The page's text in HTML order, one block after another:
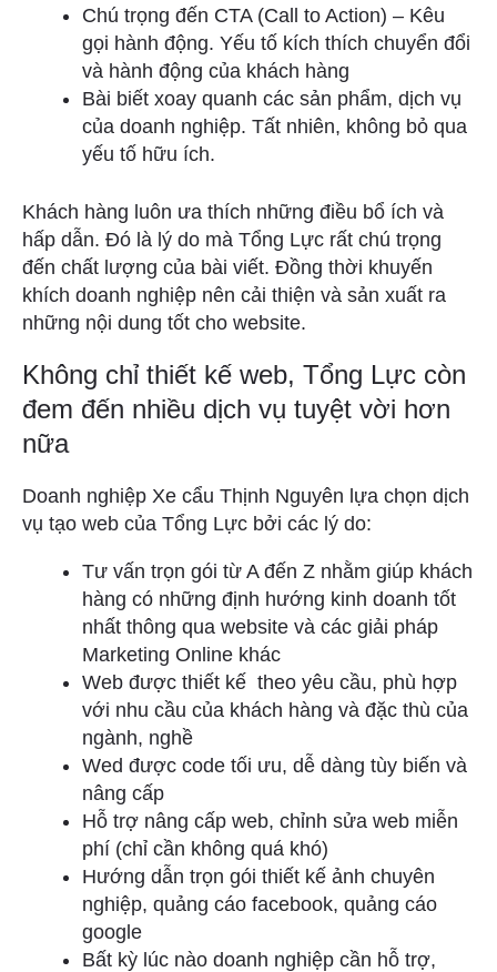
Chú trọng đến CTA (Call to Action) – Kêu
gọi hành động. Yếu tố kích thích chuyển đổi
và hành động của khách hàng
Bài biết xoay quanh các sản phẩm, dịch vụ
của doanh nghiệp. Tất nhiên, không bỏ qua
yếu tố hữu ích.
Khách hàng luôn ưa thích những điều bổ ích và
hấp dẫn. Đó là lý do mà Tổng Lực rất chú trọng
đến chất lượng của bài viết. Đồng thời khuyến
khích doanh nghiệp nên cải thiện và sản xuất ra
những nội dung tốt cho website.
Không chỉ thiết kế web, Tổng Lực còn
đem đến nhiều dịch vụ tuyệt vời hơn
nữa
Doanh nghiệp Xe cẩu Thịnh Nguyên lựa chọn dịch
vụ tạo web của Tổng Lực bởi các lý do:
Tư vấn trọn gói từ A đến Z nhằm giúp khách
hàng có những định hướng kinh doanh tốt
nhất thông qua website và các giải pháp
Marketing Online khác
Web được thiết kế theo yêu cầu, phù hợp
với nhu cầu của khách hàng và đặc thù của
ngành, nghề
Wed được code tối ưu, dễ dàng tùy biến và
nâng cấp
Hỗ trợ nâng cấp web, chỉnh sửa web miễn
phí (chỉ cần không quá khó)
Hướng dẫn trọn gói thiết kế ảnh chuyên
nghiệp, quảng cáo facebook, quảng cáo
google
Bất kỳ lúc nào doanh nghiệp cần hỗ trợ,